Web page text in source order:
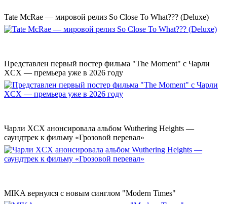
Tate McRae — мировой релиз So Close To What??? (Deluxe)
Представлен первый постер фильма "The Moment" с Чарли
XCX — премьера уже в 2026 году
Чарли XCX анонсировала альбом Wuthering Heights —
саундтрек к фильму «Грозовой перевал»
MIKA вернулся с новым синглом "Modern Times"